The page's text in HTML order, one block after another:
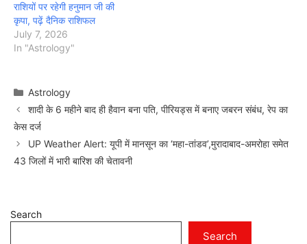
राशियों पर रहेगी हनुमान जी की
कृपा, पढ़ें दैनिक राशिफल
July 7, 2026
In "Astrology"
Categories
Astrology
शादी के 6 महीने बाद ही हैवान बना पति, पीरियड्स में बनाए जबरन संबंध, रेप का
केस दर्ज
UP Weather Alert: यूपी में मानसून का ‘महा-तांडव’,मुरादाबाद-अमरोहा समेत
43 जिलों में भारी बारिश की चेतावनी
Search
Search